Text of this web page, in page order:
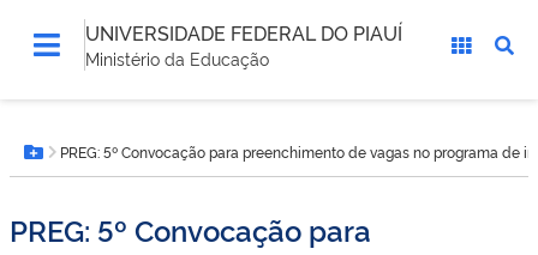
UNIVERSIDADE FEDERAL DO PIAUÍ
Ministério da Educação
está
aqui:Botão Menu
PREG: 5º Convocação para preenchimento de vagas no programa de
PREG: 5º Convocação para